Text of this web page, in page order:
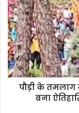
पौड़ी के तमलाग
बना